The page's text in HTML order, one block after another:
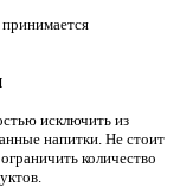
исключить из
напитки. Не стоит
количество